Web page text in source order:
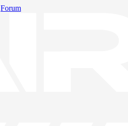
Forum